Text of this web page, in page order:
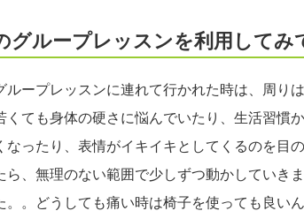
グループレッスンを利用してみ
ループレッスンに連れて行かれた時は、周り
くても身体の硬さに悩んでいたり、生活習慣
なったり、表情がイキイキとしてくるのを目
ら、無理のない範囲で少しずつ動かしていき
。。どうしても痛い時は椅子を使っても良い